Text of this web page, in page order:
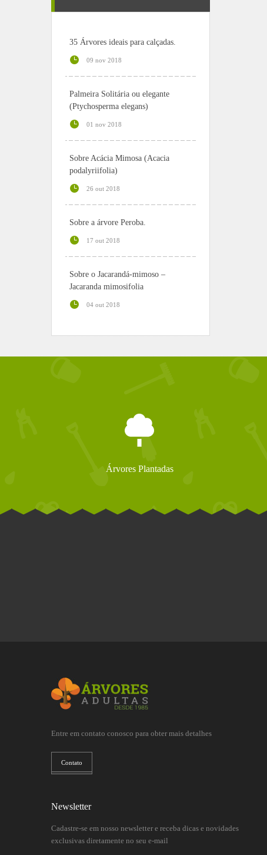
35 Árvores ideais para calçadas.
09 nov 2018
Palmeira Solitária ou elegante
(Ptychosperma elegans)
01 nov 2018
Sobre Acácia Mimosa (Acacia
podalyriifolia)
26 out 2018
Sobre a árvore Peroba.
17 out 2018
Sobre o Jacarandá-mimoso –
Jacaranda mimosifolia
04 out 2018
Árvores Plantadas
Entre em contato conosco para obter mais detalhes
Contato
Newsletter
Cadastre-se em nosso newsletter e receba dicas e novidades
exclusivas diretamente no seu e-mail